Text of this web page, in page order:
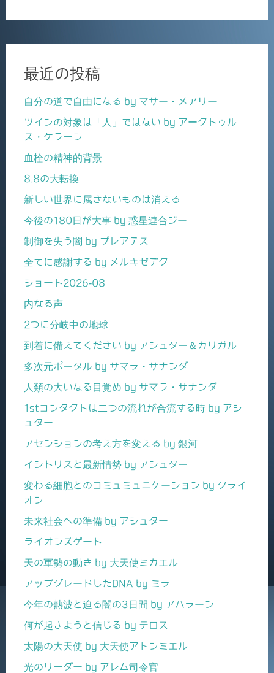
最近の投稿
自分の道で自由になる by マザー・メアリー
ツインの対象は「人」ではない by アークトゥル
ス・ケラーン
血栓の精神的背景
8.8の大転換
新しい世界に属さないものは消える
今後の180日が大事 by 惑星連合ジー
制御を失う闇 by プレアデス
全てに感謝する by メルキゼデク
ショート2026-08
内なる声
2つに分岐中の地球
到着に備えてください by アシュター＆カリガル
多次元ポータル by サマラ・サナンダ
人類の大いなる目覚め by サマラ・サナンダ
1stコンタクトは二つの流れが合流する時 by アシ
ュター
アセンションの考え方を変える by 銀河
イシドリスと最新情勢 by アシュター
変わる細胞とのコミュミュニケーション by クライ
オン
未来社会への準備 by アシュター
ライオンズゲート
天の軍勢の動き by 大天使ミカエル
アップグレードしたDNA by ミラ
今年の熱波と迫る闇の3日間 by アハラーン
何が起きようと信じる by テロス
太陽の大天使 by 大天使アトンミエル
光のリーダー by アレム司令官